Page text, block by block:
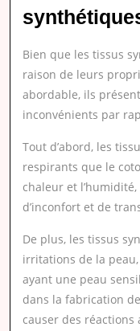
Bien que les tissus
raison de leurs
abordable, ils
inconvénients par
Tout d’abord, les
respirants que le
chaleur et
d’inconfort et de
De plus, les tissus
irritations de la
ayant une peau
dans la fabrication
causer des